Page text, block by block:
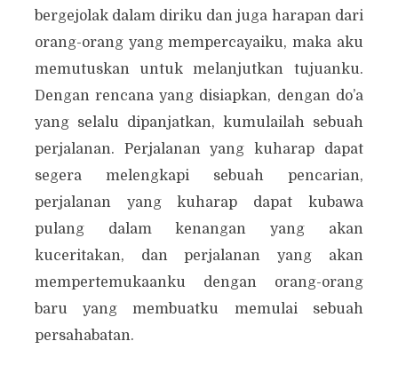
bergejolak dalam diriku dan juga harapan dari
orang-orang yang mempercayaiku, maka aku
memutuskan untuk melanjutkan tujuanku.
Dengan rencana yang disiapkan, dengan do’a
yang selalu dipanjatkan, kumulailah sebuah
perjalanan. Perjalanan yang kuharap dapat
segera melengkapi sebuah pencarian,
perjalanan yang kuharap dapat kubawa
pulang dalam kenangan yang akan
kuceritakan, dan perjalanan yang akan
mempertemukaanku dengan orang-orang
baru yang membuatku memulai sebuah
persahabatan.